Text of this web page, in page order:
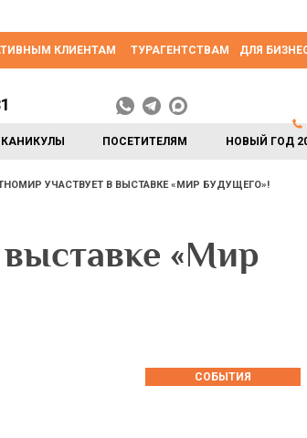
КЛИЕНТАМ ТУРАГЕНТСТВАМ ДЛЯ
ПОСЕТИТЕЛЯМ НОВЫЙ ГОД
УЧАСТВУЕТ В ВЫСТАВКЕ «МИР БУДУЩЕГО»!
«Мир
СОБЫТИЯ